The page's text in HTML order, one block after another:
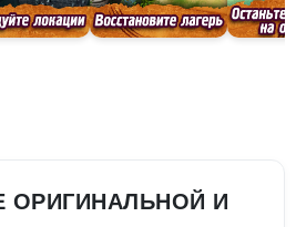
ОРИГИНАЛЬНОЙ И